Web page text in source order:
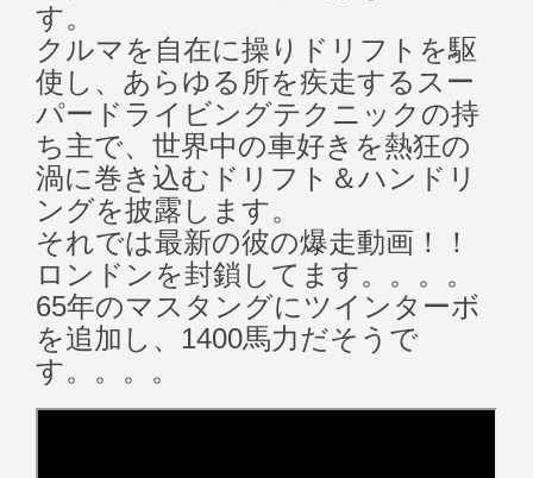
す。
クルマを自在に操りドリフトを駆
使し、あらゆる所を疾走するスー
パードライビングテクニックの持
ち主で、世界中の車好きを熱狂の
渦に巻き込むドリフト＆ハンドリ
ングを披露します。
それでは最新の彼の爆走動画！！
ロンドンを封鎖してます。。。。
65年のマスタングにツインターボ
を追加し、1400馬力だそうで
す。。。。